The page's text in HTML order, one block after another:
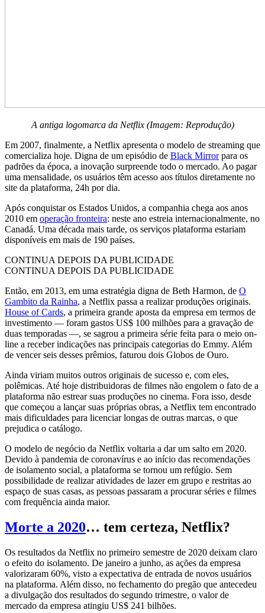
A antiga logomarca da Netflix (Imagem: Reprodução)
Em 2007, finalmente, a Netflix apresenta o modelo de streaming que
comercializa hoje. Digna de um episódio de Black Mirrorpara os
padrões da época, a inovação surpreende todo o mercado. Ao pagar
uma mensalidade, os usuários têm acesso aos títulos diretamente no
site da plataforma, 24h por dia.
Após conquistar os Estados Unidos, a companhia chega aos anos
2010 em operação fronteira: neste ano estreia internacionalmente, no
Canadá. Uma década mais tarde, os serviços plataforma estariam
disponíveis em mais de 190 países.
CONTINUA DEPOIS DA PUBLICIDADE
CONTINUA DEPOIS DA PUBLICIDADE
Então, em 2013, em uma estratégia digna de Beth Harmon, de O
Gambito da Rainha, a Netflix passa a realizar produções originais.
House of Cards, a primeira grande aposta da empresa em termos de
investimento — foram gastos US$ 100 milhões para a gravação de
duas temporadas —, se sagrou a primeira série feita para o meio on-
line a receber indicações nas principais categorias do Emmy. Além
de vencer seis desses prêmios, faturou dois Globos de Ouro.
Ainda viriam muitos outros originais de sucesso e, com eles,
polêmicas. Até hoje distribuidoras de filmes não engolem o fato de a
plataforma não estrear suas produções no cinema. Fora isso, desde
que começou a lançar suas próprias obras, a Netflix tem encontrado
mais dificuldades para licenciar longas de outras marcas, o que
prejudica o catálogo.
O modelo de negócio da Netflix voltaria a dar um salto em 2020.
Devido à pandemia de coronavírus e ao início das recomendações
de isolamento social, a plataforma se tornou um refúgio. Sem
possibilidade de realizar atividades de lazer em grupo e restritas ao
espaço de suas casas, as pessoas passaram a procurar séries e filmes
com frequência ainda maior.
Morte a 2020… tem certeza, Netflix?
Os resultados da Netflix no primeiro semestre de 2020 deixam claro
o efeito do isolamento. De janeiro a junho, as ações da empresa
valorizaram 60%, visto a expectativa de entrada de novos usuários
na plataforma. Além disso, no fechamento do pregão que antecedeu
a divulgação dos resultados do segundo trimestre, o valor de
mercado da empresa atingiu US$ 241 bilhões.